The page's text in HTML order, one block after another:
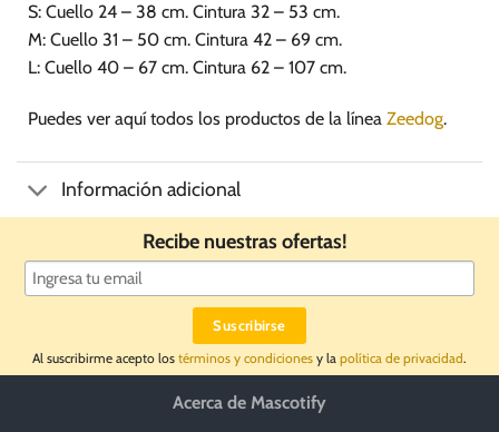
S: Cuello 24 – 38 cm. Cintura 32 – 53 cm.
M: Cuello 31 – 50 cm. Cintura 42 – 69 cm.
L: Cuello 40 – 67 cm. Cintura 62 – 107 cm.
Puedes ver aquí todos los productos de la línea Zeedog.
Información adicional
Recibe nuestras ofertas!
Al suscribirme acepto los términos y condiciones y la política de privacidad.
Acerca de Mascotify